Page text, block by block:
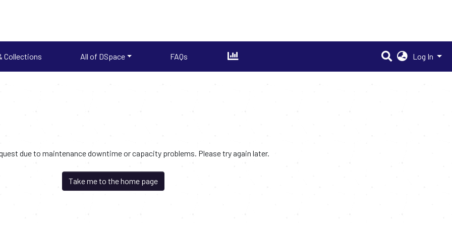
Collections All of DSpace FAQs Log In
due to maintenance downtime or capacity problems. Please try again later.
Take me to the home page